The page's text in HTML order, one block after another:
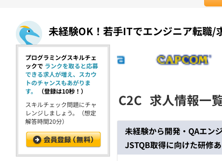
就活成功ガイド個人
法人
契約
未経験OK！若手ITでエンジニア転職/
C2C 求人情報一
未経験から開発・QAエン
JSTQB取得に向けた研修
プログラミングスキルチェ
ックで ランクを取ると応募
できる求人が増え、スカウ
トのチャンスもあがりま
す。
（登録は10秒！）
スキルチェック問題にチャ
レンジしましょう。（想定
解答時間20分）